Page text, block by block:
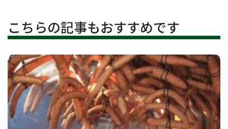
こちらの記事もおすすめです